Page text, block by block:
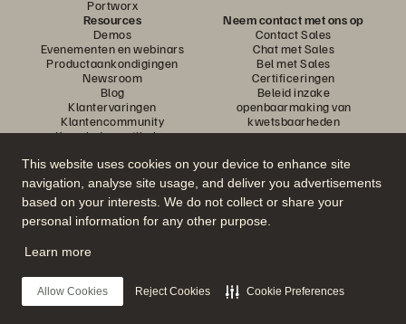
This website uses cookies on your device to enhance site
navigation, analyse site usage, and deliver you advertisements
based on your interests. We do not collect or share your
personal information for any other purpose.
Learn more
Allow Cookies Reject Cookies Cookie Preferences
Portworx
Resources
Demos
Evenementen en webinars
Productaankondigingen
Newsroom
Blog
Klantervaringen
Klantencommunity
Knowledge-artikelen
Neem contact met ons op
Contact Sales
Chat met Sales
Bel met Sales
Certificeringen
Beleid inzake
openbaarmaking van
kwetsbaarheden
Neem deel aan het gesprek
Volg alle officiële sociale kanalen van Everpure
© 2026 Everpure, Inc. Alle rechten voorbehouden.
PrivacyAlgemene voorwaarden websiteLegalVertrouwenscentrum